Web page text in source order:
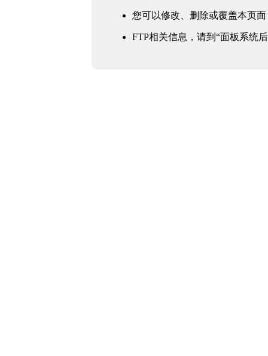
您可以修改、删除或覆盖本页面
FTP相关信息，请到“面板系统